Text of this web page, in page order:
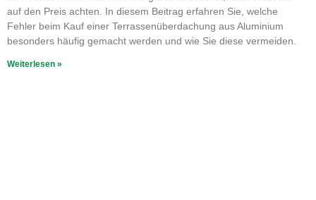
auf den Preis achten. In diesem Beitrag erfahren Sie, welche
Fehler beim Kauf einer Terrassenüberdachung aus Aluminium
besonders häufig gemacht werden und wie Sie diese vermeiden.
Weiterlesen »